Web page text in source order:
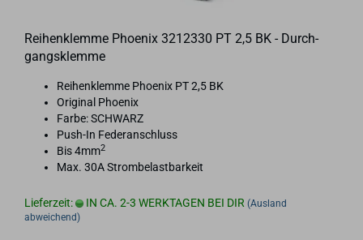
Rei­hen­klem­me Phoe­nix 3212330 PT 2,5 BK - Durch­
gangs­klem­me
Rei­hen­klem­me Phoe­nix PT 2,5 BK
Ori­gi­nal Phoe­nix
Farbe: SCHWARZ
Push-​In Fe­der­an­schluss
Bis 4mm2
Max. 30A Strom­be­last­bar­keit
Lieferzeit: IN CA. 2-3 WERKTAGEN BEI DIR (Ausland
abweichend)